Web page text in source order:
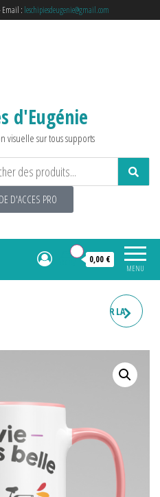
Email : leschipiesdeugenie@gmail.com
d'Eugénie
visuelle sur tous supports
D'ACCES PRO
MENU
0,00 €
TASSE "SI TU VEUX FRÔLER LA